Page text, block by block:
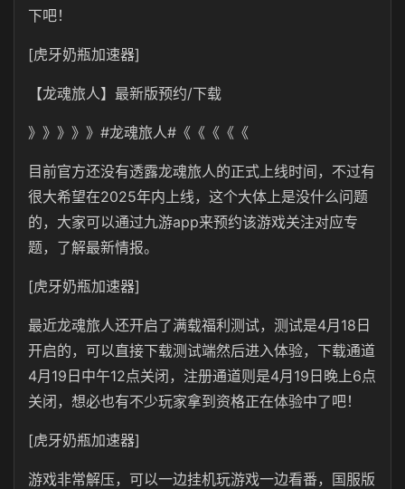
下吧！
[虎牙奶瓶加速器]
【龙魂旅人】最新版预约/下载
》》》》》#龙魂旅人#《《《《《
目前官方还没有透露龙魂旅人的正式上线时间，不过有
很大希望在2025年内上线，这个大体上是没什么问题
的，大家可以通过九游app来预约该游戏关注对应专
题，了解最新情报。
[虎牙奶瓶加速器]
最近龙魂旅人还开启了满载福利测试，测试是4月18日
开启的，可以直接下载测试端然后进入体验，下载通道
4月19日中午12点关闭，注册通道则是4月19日晚上6点
关闭，想必也有不少玩家拿到资格正在体验中了吧！
[虎牙奶瓶加速器]
游戏非常解压，可以一边挂机玩游戏一边看番，国服版